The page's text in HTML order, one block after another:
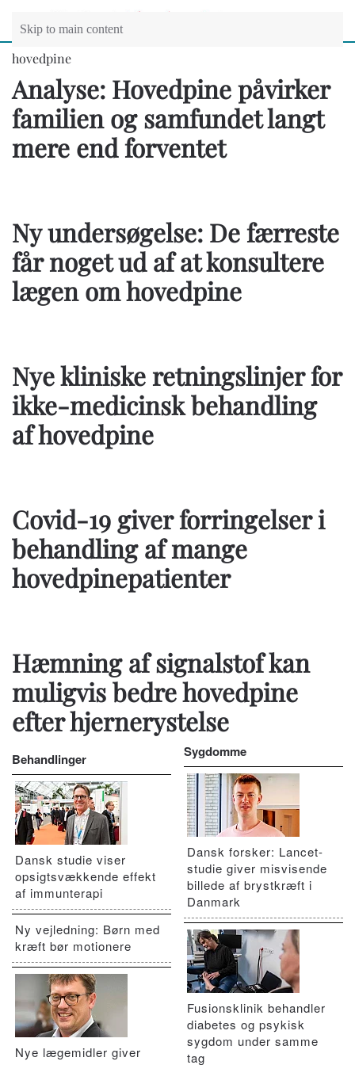
Skip to main content
hovedpine
Analyse: Hovedpine påvirker
familien og samfundet langt
mere end forventet
Ny undersøgelse: De færreste
får noget ud af at konsultere
lægen om hovedpine
Nye kliniske retningslinjer for
ikke-medicinsk behandling
af hovedpine
Covid-19 giver forringelser i
behandling af mange
hovedpinepatienter
Hæmning af signalstof kan
muligvis bedre hovedpine
efter hjernerystelse
Behandlinger
Dansk studie viser
opsigtsvækkende effekt
af immunterapi
Ny vejledning: Børn med
kræft bør motionere
Nye lægemidler giver
Sygdomme
Dansk forsker: Lancet-
studie giver misvisende
billede af brystkræft i
Danmark
Fusionsklinik behandler
diabetes og psykisk
sygdom under samme
tag